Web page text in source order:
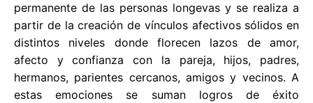
permanente de las personas longevas y se realiza a
partir de la creación de vínculos afectivos sólidos en
distintos niveles donde florecen lazos de amor,
afecto y confianza con la pareja, hijos, padres,
hermanos, parientes cercanos, amigos y vecinos. A
estas emociones se suman logros de éxito